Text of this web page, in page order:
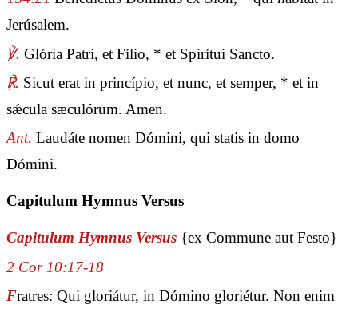
Jerúsalem.
℣. Glória Patri, et Fílio, * et Spirítui Sancto.
℟. Sicut erat in princípio, et nunc, et semper, * et in
sǽcula sæculórum. Amen.
Ant. Laudáte nomen Dómini, qui statis in domo
Dómini.
Capitulum Hymnus Versus
Capitulum Hymnus Versus {ex Commune aut Festo}
2 Cor 10:17-18
Fratres: Qui gloriátur, in Dómino gloriétur. Non enim